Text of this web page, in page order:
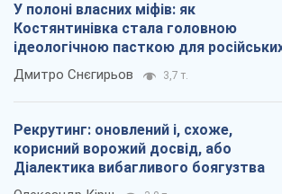
У полоні власних міфів: як
Костянтинівка стала головною
ідеологічною пасткою для
окупантів
Дмитро Снєгирьов 3,7 т.
Рекрутинг: оновлений і, схоже,
корисний ворожий досвід, або
Діалектика вибагливого боягузтва